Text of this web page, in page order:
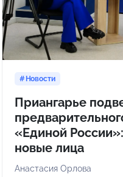
Новости
Приангарье
«Единой
новые лица
Анастасия Орлова